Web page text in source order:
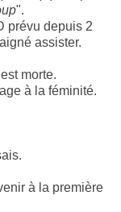
".
prévu depuis 2
assister.
est morte.
à la féminité.
à la première